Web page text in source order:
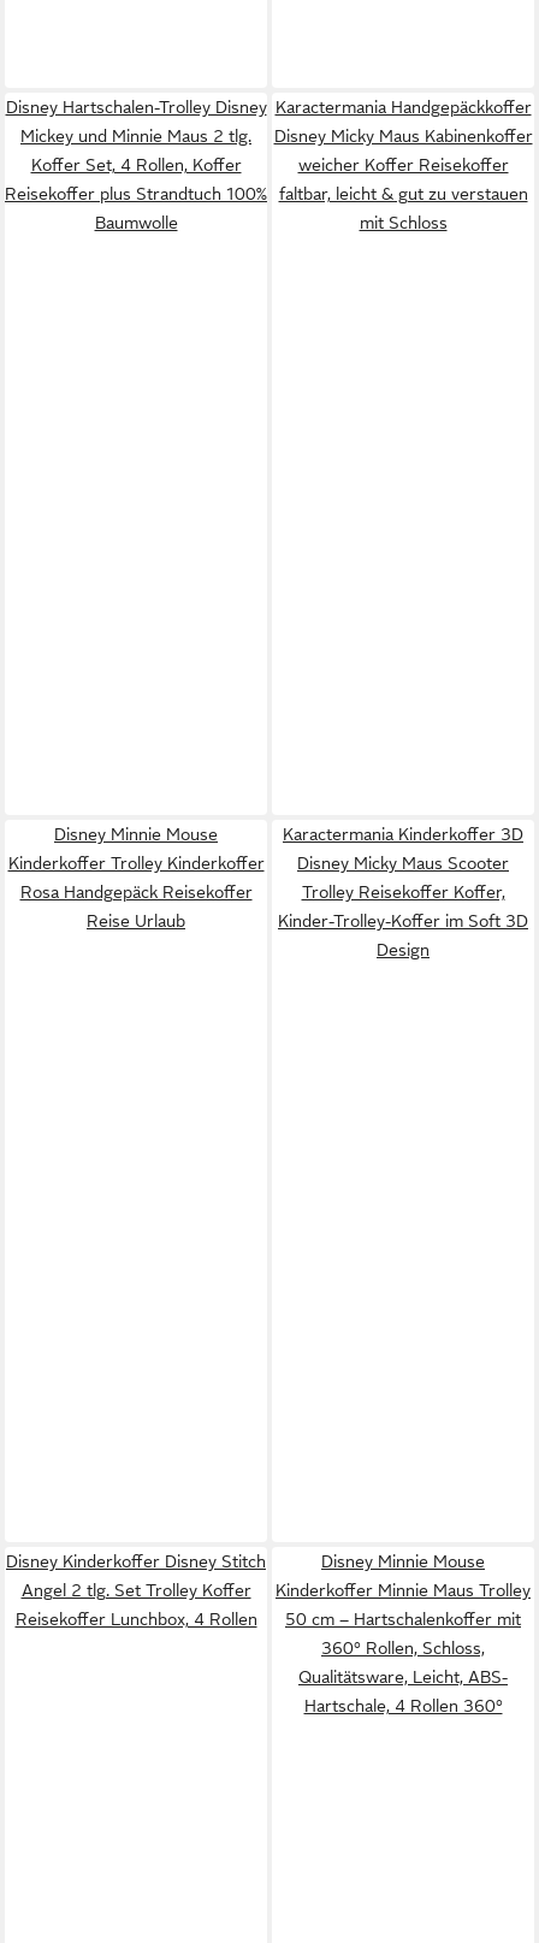
Disney Hartschalen-Trolley Disney
Mickey und Minnie Maus 2 tlg.
Koffer Set, 4 Rollen, Koffer
Reisekoffer plus Strandtuch 100%
Baumwolle
Karactermania Handgepäckkoffer
Disney Micky Maus Kabinenkoffer
weicher Koffer Reisekoffer
faltbar, leicht & gut zu verstauen
mit Schloss
Disney Minnie Mouse
Kinderkoffer Trolley Kinderkoffer
Rosa Handgepäck Reisekoffer
Reise Urlaub
Karactermania Kinderkoffer 3D
Disney Micky Maus Scooter
Trolley Reisekoffer Koffer,
Kinder-Trolley-Koffer im Soft 3D
Design
Disney Kinderkoffer Disney Stitch
Angel 2 tlg. Set Trolley Koffer
Reisekoffer Lunchbox, 4 Rollen
Disney Minnie Mouse
Kinderkoffer Minnie Maus Trolley
50 cm – Hartschalenkoffer mit
360° Rollen, Schloss,
Qualitätsware, Leicht, ABS-
Hartschale, 4 Rollen 360°